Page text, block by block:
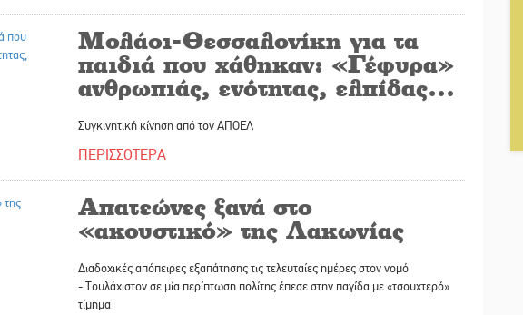
Μολάοι-Θεσσαλονίκη για τα
παιδιά που χάθηκαν: «Γέφυρα»
ανθρωπιάς, ενότητας, ελπίδας…
Συγκινητική κίνηση από τον ΑΠΟΕΛ
ΠΕΡΙΣΣΟΤΕΡΑ
Απατεώνες ξανά στο
«ακουστικό» της Λακωνίας
Διαδοχικές απόπειρες εξαπάτησης τις τελευταίες ημέρες στον νομό
- Τουλάχιστον σε μία περίπτωση πολίτης έπεσε στην παγίδα με «τσουχτερό»
τίμημα